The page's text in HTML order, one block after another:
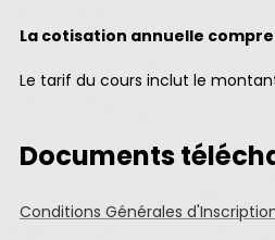
La cotisation annuelle
Le tarif du cours inclut le
Documents
Conditions Générales